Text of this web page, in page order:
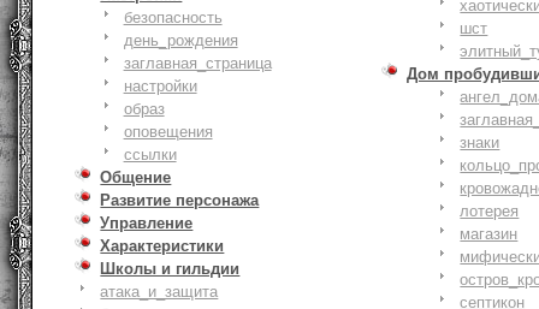
безопасность
день_рождения
заглавная_страница
настройки
образ
оповещения
ссылки
Общение
Развитие персонажа
Управление
Характеристики
Школы и гильдии
атака_и_защита
шст
Дом
знаки
лотерея
магазин
септикон